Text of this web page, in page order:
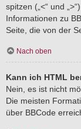
spitzen („<“ und
Informationen zu
Seite, die von der
Nach oben
Kann ich HTML
Nein, es ist nicht
Die meisten
über BBCode